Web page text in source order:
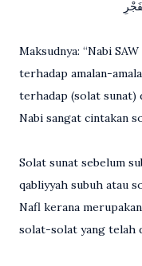
Maksudnya: “Nabi
terhadap amalan-
terhadap (solat sunat)
Nabi sangat cintakan
Solat sunat sebelum
qabliyyah subuh atau
Nafl kerana
solat-solat yang telah